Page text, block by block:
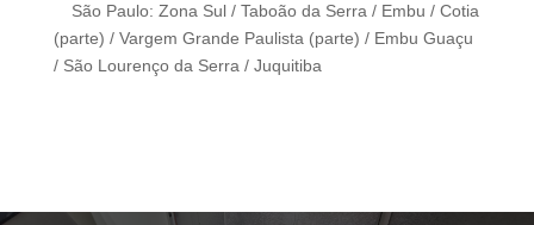
São Paulo: Zona Sul / Taboão da Serra / Embu / Cotia
(parte) / Vargem Grande Paulista (parte) / Embu Guaçu
/ São Lourenço da Serra / Juquitiba